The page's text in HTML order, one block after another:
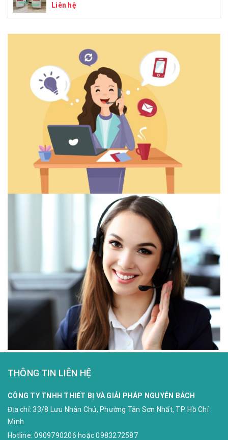
Liên hệ
THÔNG TIN LIÊN HỆ
CÔNG TY TNHH THIẾT BỊ VÀ GIẢI PHÁP NGUYỄN BÁCH
Địa chỉ:33/8 Lưu Nhân Chú, Phường Tân Sơn Nhất, TP. Hồ Chí
Minh
Hotline:0909790206 hoặc0983272587